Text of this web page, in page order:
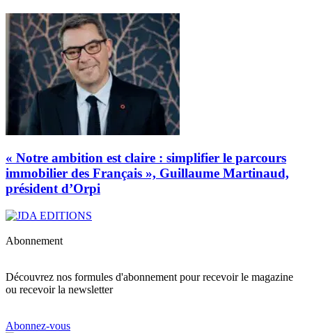
« Notre ambition est claire : simplifier le parcours
immobilier des Français », Guillaume Martinaud,
président d’Orpi
Abonnement
Découvrez nos formules d'abonnement pour recevoir le magazine
ou recevoir la newsletter
Abonnez-vous